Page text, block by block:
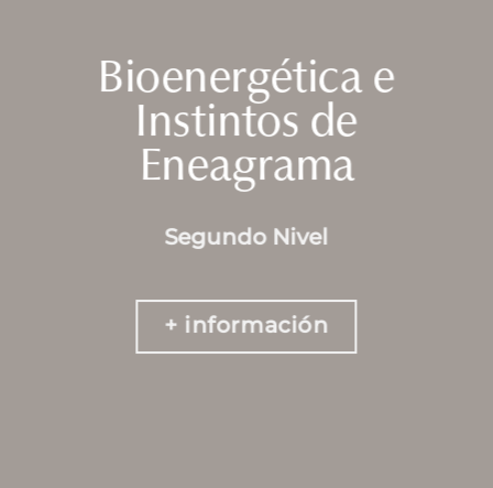
Bioenergética e
Instintos de
Eneagrama
Segundo Nivel
+ información